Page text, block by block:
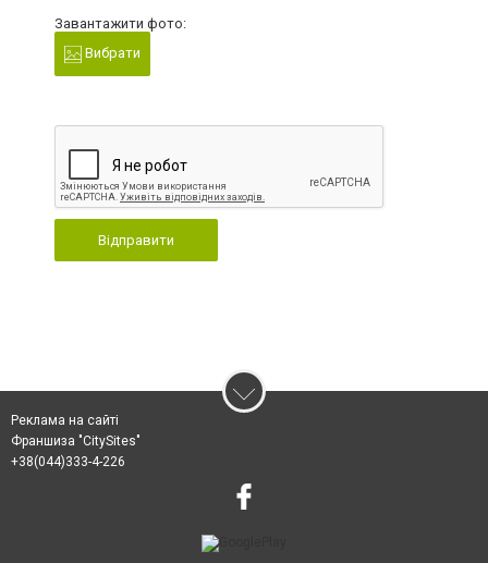
Завантажити фото:
Вибрати
Відправити
Реклама на сайті
Франшиза "CitySites"
+38(044)333-4-226